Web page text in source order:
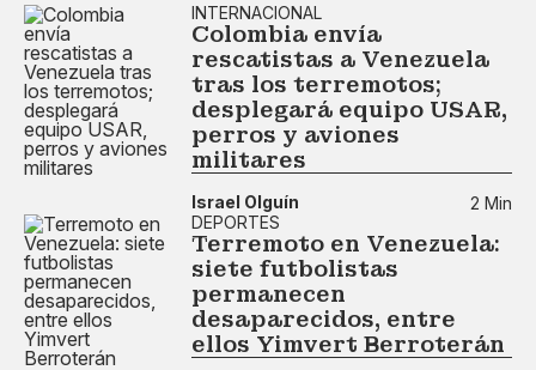
INTERNACIONAL
Colombia envía
rescatistas a Venezuela
tras los terremotos;
desplegará equipo USAR,
perros y aviones
militares
Israel Olguín
2 Min
DEPORTES
Terremoto en Venezuela:
siete futbolistas
permanecen
desaparecidos, entre
ellos Yimvert Berroterán